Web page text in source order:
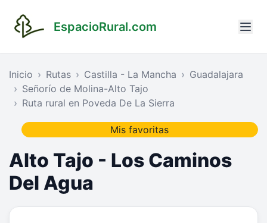
EspacioRural.com
Inicio Rutas Castilla - La Mancha
Guadalajara
Señorío de Molina-Alto Tajo
Ruta rural en Poveda De La Sierra
Mis favoritas
Alto Tajo - Los Caminos
Del Agua